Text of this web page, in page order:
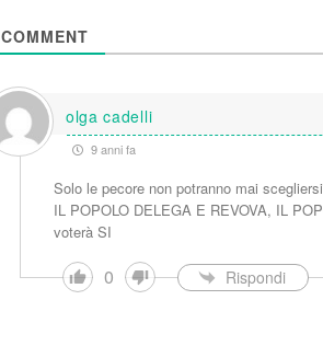
COMMENT
olga cadelli
9 anni fa
Solo le pecore non potranno mai
IL POPOLO DELEGA E REVOVA, IL
voterà SI
0 Rispondi